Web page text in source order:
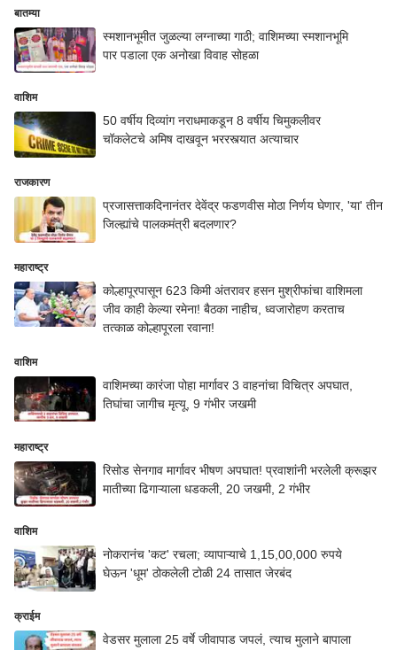
बातम्या
स्मशानभूमीत जुळल्या लग्नाच्या गाठी; वाशिमच्या स्मशानभूमि
पार पडाला एक अनोखा विवाह सोहळा
वाशिम
50 वर्षीय दिव्यांग नराधमाकडून 8 वर्षीय चिमुकलीवर
चॉकलेटचे अमिष दाखवून भररस्त्यात अत्याचार
राजकारण
प्रजासत्ताकदिनानंतर देवेंद्र फडणवीस मोठा निर्णय घेणार, 'या' तीन
जिल्ह्यांचे पालकमंत्री बदलणार?
महाराष्ट्र
कोल्हापूरपासून 623 किमी अंतरावर हसन मुश्रीफांचा वाशिमला
जीव काही केल्या रमेना! बैठका नाहीच, ध्वजारोहण करताच
तत्काळ कोल्हापूरला रवाना!
वाशिम
वाशिमच्या कारंजा पोहा मार्गावर 3 वाहनांचा विचित्र अपघात,
तिघांचा जागीच मृत्यू, 9 गंभीर जखमी
महाराष्ट्र
रिसोड सेनगाव मार्गावर भीषण अपघात! प्रवाशांनी भरलेली क्रूझर
मातीच्या ढिगाऱ्याला धडकली, 20 जखमी, 2 गंभीर
वाशिम
नोकरानंच 'कट' रचला; व्यापाऱ्याचे 1,15,00,000 रुपये
घेऊन 'धूम' ठोकलेली टोळी 24 तासात जेरबंद
क्राईम
वेडसर मुलाला 25 वर्षे जीवापाड जपलं, त्याच मुलाने बापाला